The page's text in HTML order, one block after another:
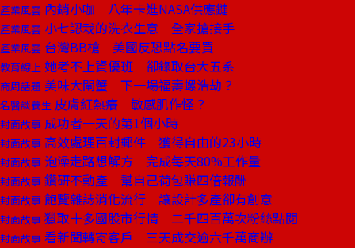
產業風雲 內銷小咖 八年卡進NASA供應鏈
產業風雲 小七認栽的洗衣生意 全家搶接手
產業風雲 台灣BB槍 美國反恐點名要買
教育線上 她考不上資優班 卻錄取台大五系
商周話題 美味大閘蟹 下一場福壽螺浩劫？
名醫談養生 皮膚紅熱癢 敏感肌作怪？
封面故事 成功者一天的第1個小時
封面故事 高效處理百封郵件 獲得自由的23小時
封面故事 泡澡走路想解方 完成每天80%工作量
封面故事 鑽研不動產 幫自己荷包賺四倍報酬
封面故事 飽覽雜誌消化流行 讓設計多產卻有創意
封面故事 獵取十多國股市行情 二千四百萬次粉絲點閱
封面故事 看新聞轉寄客戶 三天成交逾六千萬商辦